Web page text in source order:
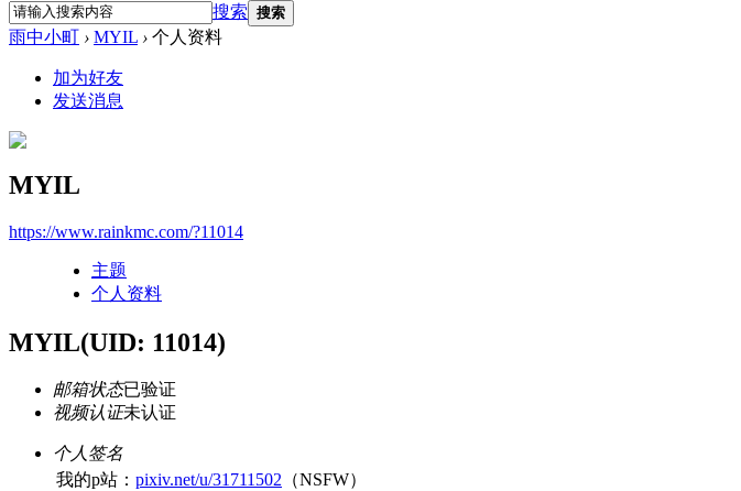
搜索 搜索
雨中小町 › MYIL › 个人资料
加为好友
发送消息
MYIL
https://www.rainkmc.com/?11014
主题
个人资料
MYIL(UID: 11014)
邮箱状态已验证
视频认证未认证
个人签名
我的p站： pixiv.net/u/31711502 （NSFW）